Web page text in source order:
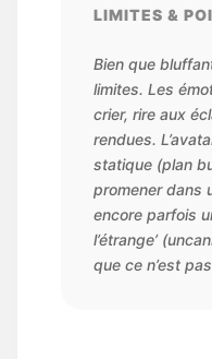
LIMITES &
Bien que
limites. Les
crier, rire aux
rendues.
statique (plan
promener dans
encore parfois
l’étrange’
que ce n’est